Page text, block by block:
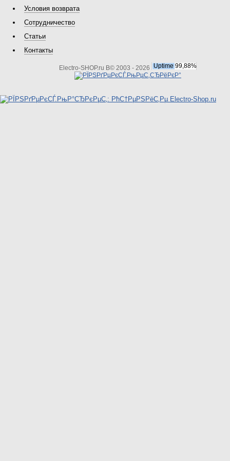
Условия возврата
Сотрудничество
Статьи
Контакты
Electro-SHOP.ru В© 2003 - 2026